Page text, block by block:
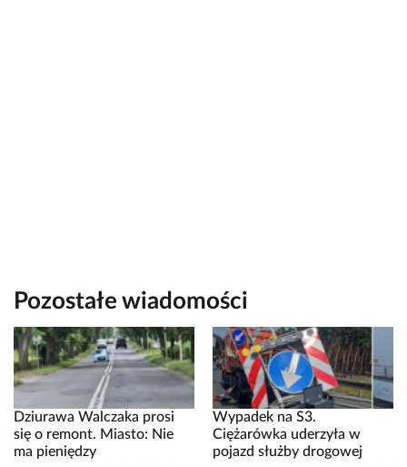
Pozostałe wiadomości
Dziurawa Walczaka prosi
się o remont. Miasto: Nie
ma pieniędzy
Wypadek na S3.
Ciężarówka uderzyła w
pojazd służby drogowej